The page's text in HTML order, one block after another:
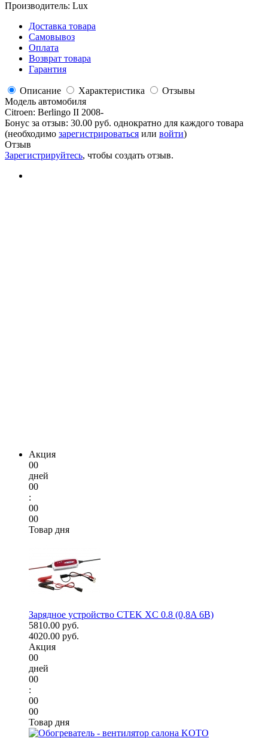
Производитель: Lux
Доставка товара
Самовывоз
Оплата
Возврат товара
Гарантия
Описание Характеристика
Отзывы
Модель автомобиля
Citroen: Berlingo II 2008-
Бонус за отзыв: 30.00 руб. однократно для каждого товара
(необходимо зарегистрироваться или войти)
Отзыв
Зарегистрируйтесь, чтобы создать отзыв.
Акция
00
дней
00
:
00
00
Товар дня
Зарядное устройство CTEK XC 0.8 (0,8A 6В)
5810.00 руб.
4020.00 руб.
Акция
00
дней
00
:
00
00
Товар дня